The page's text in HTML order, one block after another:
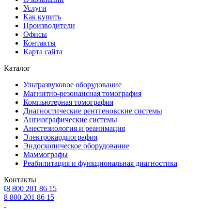
Услуги
Как купить
Производители
Офисы
Контакты
Карта сайта
Каталог
Ультразвуковое оборудование
Магнитно-резонансная томография
Компьютерная томография
Диагностические рентгеновские системы
Ангиографические системы
Анестезиология и реанимация
Электрокардиография
Эндоскопическое оборудование
Маммографы
Реабилитация и функциональная диагностика
Контакты
8 800 201 86 15
8 800 201 86 15